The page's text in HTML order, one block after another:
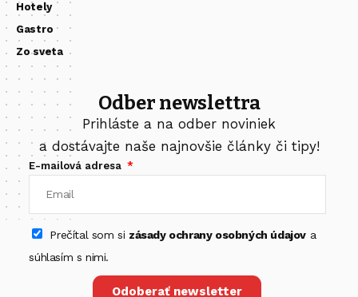
Hotely
Gastro
Zo sveta
Odber newslettra
Prihláste a na odber noviniek
a dostávajte naše najnovšie články či tipy!
E-mailová adresa
Prečítal som si zásady ochrany osobných údajova
súhlasím s nimi.
Odoberať newsletter